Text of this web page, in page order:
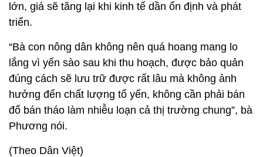
lớn, giá sẽ tăng lại khi kinh tế dần ổn định và phát
triển.
“Bà con nông dân không nên quá hoang mang lo
lắng vì yến sào sau khi thu hoạch, được bảo quản
đúng cách sẽ lưu trữ được rất lâu mà không ảnh
hưởng đến chất lượng tổ yến, không cần phải bán
đổ bán tháo làm nhiễu loạn cả thị trường chung”, bà
Phương nói.
(Theo Dân Việt)